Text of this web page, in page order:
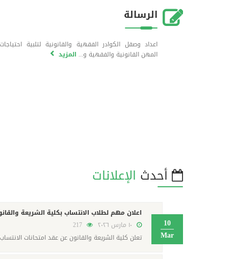
الرسالة
اعداد وصقل الكوادر الفقهية والقانونية لتلبية احتياجات
المهن القانونية والفقهية و... المزيد
أحدث الإعلانات
10
Mar
اعلان مهم لطلاب الانتساب بكلية الشريعة
تعلن كلية الشريعة والقانون عن عقد امتحانات